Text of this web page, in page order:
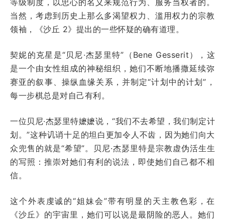
当然，考虑到历史上那么多渴望权力、滥用权力的宗教
领袖，《沙丘 2》提出的一些怀疑的确有道理。
契妮的克星是“贝尼·杰瑟里特”（Bene Gesserit），这
是一个由女性组成的神秘组织，她们不断地播撒延续弥
赛亚的叙事、操纵血缘关系，并制定“计划中的计划”，
每一步棋总是对自己有利。
一位贝尼·杰瑟里特嬷嬷说，“我们不去希望，我们制定计
划。”这种讥诮十足的坦白更加令人不齿，因为她们向大
众兜售的就是“希望”。贝尼·杰瑟里特是宗教虚伪活生生
的写照：推崇对她们有利的说法，即使她们自己都不相
信。
这个外表虔诚的“姐妹会”带有明显的天主教色彩，在
《沙丘》的宇宙里，她们可以说是最阴险的恶人。她们